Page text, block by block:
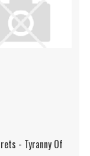
- Tyranny Of